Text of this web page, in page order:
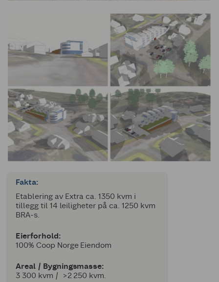
Fakta:
Etablering av Extra ca. 1350 kvm i
tillegg til 14 leiligheter på ca. 1250 kvm
BRA-s.
Eierforhold:
100% Coop Norge Eiendom
Areal / Bygningsmasse:
3 300 kvm / >2 250 kvm.